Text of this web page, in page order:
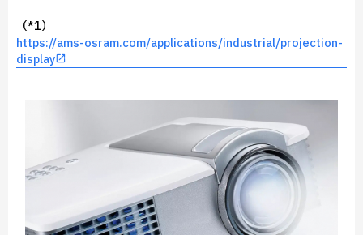
（*1）
https://ams-osram.com/applications/industrial/projection-
display